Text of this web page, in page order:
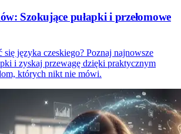
Szokujące pułapki i przełomowe
języka czeskiego? Poznaj najnowsze
i zyskaj przewagę dzięki praktycznym
których nikt nie mówi.